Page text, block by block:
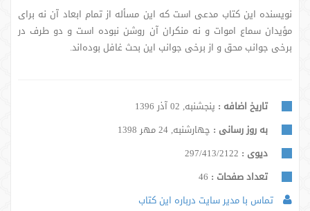
نویسنده این کتاب مدعی است که این مسأله از تمام ابعاد آن نه برای
مؤیدان سماع اموات و نه منکران آن روشن نبوده است و دو طرف در
برخی جوانب محق و از برخی جوانب این بحث غافل بوده‌اند.
تاریخ اضافه : پنجشنبه, 02 آذر 1396
به روز رسانی : چهارشنبه, 24 مهر 1398
دیوی : 297/413/2122
تعداد صفحات :
تماس با مدیر سایت درباره این کتاب